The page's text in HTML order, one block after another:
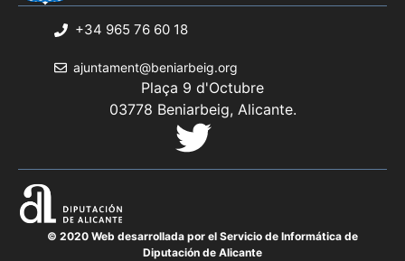
+34 965 76 60 18
ajuntament@beniarbeig.org
Plaça 9 d'Octubre
03778 Beniarbeig, Alicante.
© 2020 Web desarrollada por el Servicio de Informática de
Diputación de Alicante